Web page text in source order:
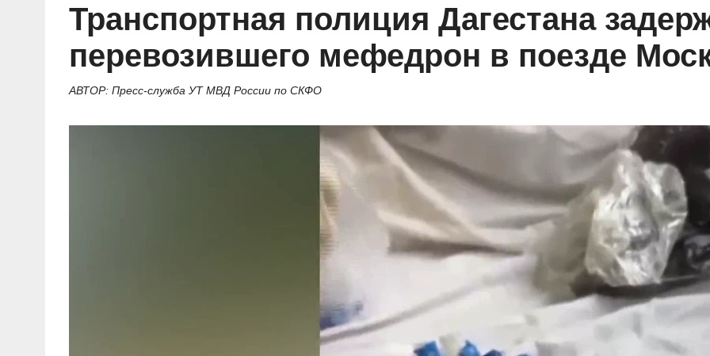
Транспортная полиция Дагестана
перевозившего мефедрон в поезде
АВТОР: Пресс-служба УТ МВД России по СКФО